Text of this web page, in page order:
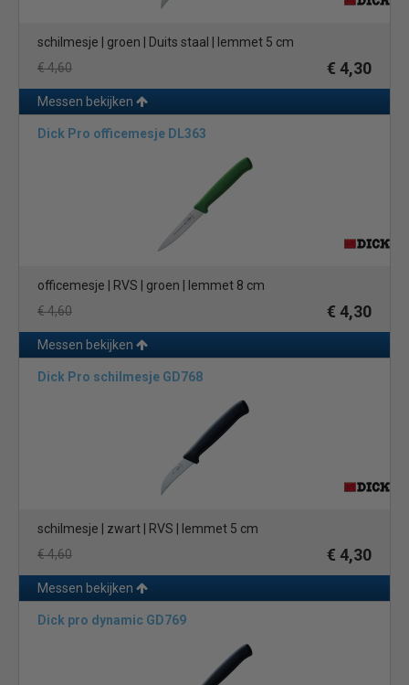
schilmesje | groen | Duits staal | lemmet 5 cm
€ 4,60
€ 4,30
Messen bekijken
Dick Pro officemesje DL363
officemesje | RVS | groen | lemmet 8 cm
€ 4,60
€ 4,30
Messen bekijken
Dick Pro schilmesje GD768
schilmesje | zwart | RVS | lemmet 5 cm
€ 4,60
€ 4,30
Messen bekijken
Dick pro dynamic GD769